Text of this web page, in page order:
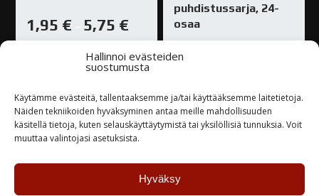
Hallinnoi evästeiden
suostumusta
Käytämme evästeitä, tallentaaksemme ja/tai käyttääksemme laitetietoja.
Näiden tekniikoiden hyväksyminen antaa meille mahdollisuuden
käsitellä tietoja, kuten selauskäyttäytymistä tai yksilöllisiä tunnuksia. Voit
muuttaa valintojasi asetuksista.
Hyväksy
1,95 € 5,75 €
Varastossa
TUTUSTU
puhdistussarja, 24-
osaa
44,00
TUTUSTU